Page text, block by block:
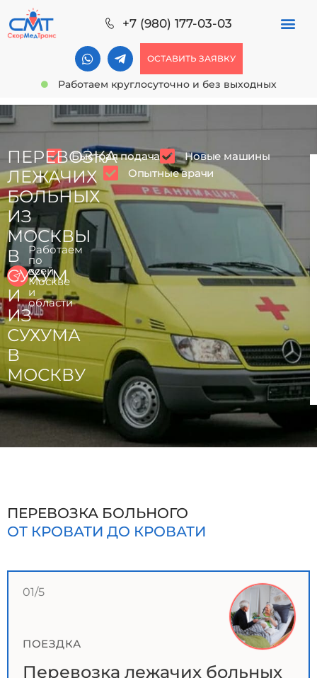
+7 (980) 177-03-03
ОСТАВИТЬ ЗАЯВКУ
Работаем круглосуточно и без выходных
Работаем
по
всей
Москве
и
области
ПЕРЕВОЗКА
ЛЕЖАЧИХ
БОЛЬНЫХ
ИЗ
МОСКВЫ
В
СУХУМ
И
ИЗ
СУХУМА
В
МОСКВУ
Быстрая подача
Новые машины
Опытные врачи
ПЕРЕВОЗКА БОЛЬНОГО
ОТ КРОВАТИ ДО КРОВАТИ
01/5
ПОЕЗДКА
Перевозка лежачих больных